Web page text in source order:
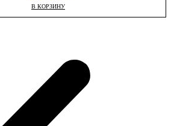
В КОРЗИНУ